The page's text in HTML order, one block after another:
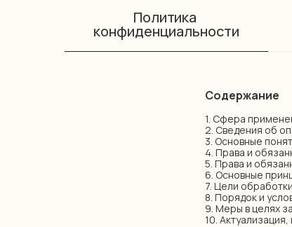
Политика
конфиденциальности
Содержание
1. Сфера
2. Сведения об
3. Основные
4. Права и
5. Права и
6. Основные
7. Цели обработки
8. Порядок и
9. Меры в целях
10.